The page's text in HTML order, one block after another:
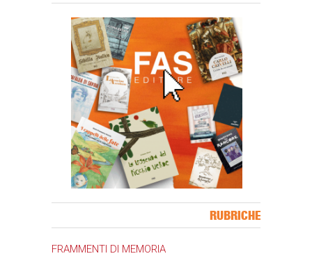
RUBRICHE
FRAMMENTI DI MEMORIA